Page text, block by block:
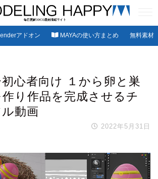
アドオン MAYAの使い方まとめ 無料素材
心者向け １から卵と巣
り作品を完成させるチ
動画
2022年5月31日